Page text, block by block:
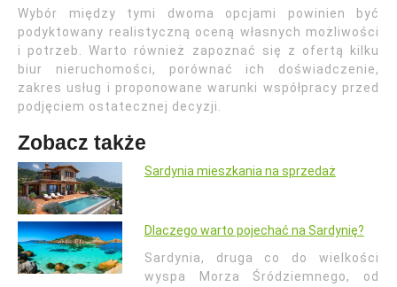
Wybór między tymi dwoma opcjami powinien być
podyktowany realistyczną oceną własnych możliwości
i potrzeb. Warto również zapoznać się z ofertą kilku
biur nieruchomości, porównać ich doświadczenie,
zakres usług i proponowane warunki współpracy przed
podjęciem ostatecznej decyzji.
Zobacz także
Sardynia mieszkania na sprzedaż
Dlaczego warto pojechać na Sardynię?
Sardynia, druga co do wielkości
wyspa Morza Śródziemnego, od